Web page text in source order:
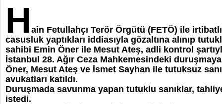
H ain Fetullahçı Terör Örgütü (FETÖ) ile
casusluk yaptıkları iddiasıyla gözaltına alınıp
sahibi Emin Öner ile Mesut Ateş, adli kontrol
İstanbul 28. Ağır Ceza Mahkemesindeki
Öner, Mesut Ateş ve İsmet Sayhan ile tutuksuz
avukatları katıldı.
Duruşmada savunma yapan tutuklu sanıklar,
istedi.